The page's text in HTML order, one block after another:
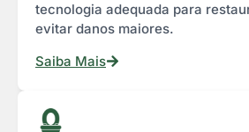
tecnologia adequada para
evitar danos maiores.
Saiba Mais